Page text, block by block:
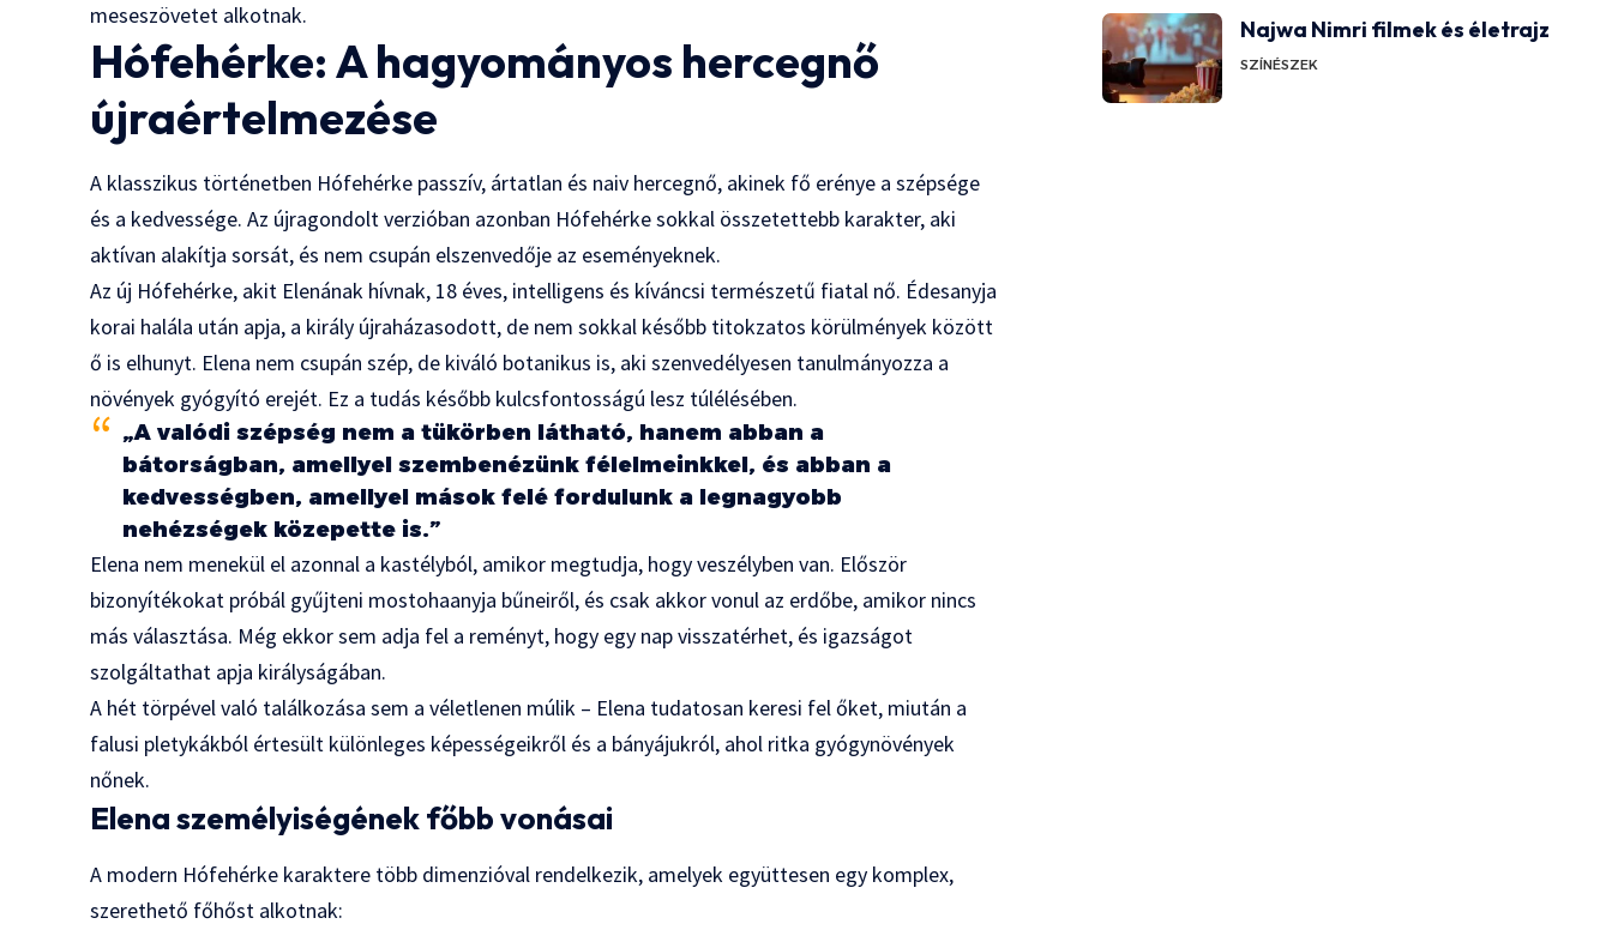
meseszövetet alkotnak.
Hófehérke: A hagyományos hercegnő
újraértelmezése
A klasszikus történetben Hófehérke passzív, ártatlan és naiv hercegnő, akinek fő erénye a szépsége
és a kedvessége. Az újragondolt verzióban azonban Hófehérke sokkal összetettebb karakter, aki
aktívan alakítja sorsát, és nem csupán elszenvedője az eseményeknek.
Az új Hófehérke, akit Elenának hívnak, 18 éves, intelligens és kíváncsi természetű fiatal nő. Édesanyja
korai halála után apja, a király újraházasodott, de nem sokkal később titokzatos körülmények között
ő is elhunyt. Elena nem csupán szép, de kiváló botanikus is, aki szenvedélyesen tanulmányozza a
növények gyógyító erejét. Ez a tudás később kulcsfontosságú lesz túlélésében.
„A valódi szépség nem a tükörben látható, hanem abban a
bátorságban, amellyel szembenézünk félelmeinkkel, és abban a
kedvességben, amellyel mások felé fordulunk a legnagyobb
nehézségek közepette is.”
Elena nem menekül el azonnal a kastélyból, amikor megtudja, hogy veszélyben van. Először
bizonyítékokat próbál gyűjteni mostohaanyja bűneiről, és csak akkor vonul az erdőbe, amikor nincs
más választása. Még ekkor sem adja fel a reményt, hogy egy nap visszatérhet, és igazságot
szolgáltathat apja királyságában.
A hét törpével való találkozása sem a véletlenen múlik – Elena tudatosan keresi fel őket, miután a
falusi pletykákból értesült különleges képességeikről és a bányájukról, ahol ritka gyógynövények
nőnek.
Elena személyiségének főbb vonásai
A modern Hófehérke karaktere több dimenzióval rendelkezik, amelyek együttesen egy komplex,
szerethető főhőst alkotnak:
Najwa Nimri filmek és életrajz
SZÍNÉSZEK